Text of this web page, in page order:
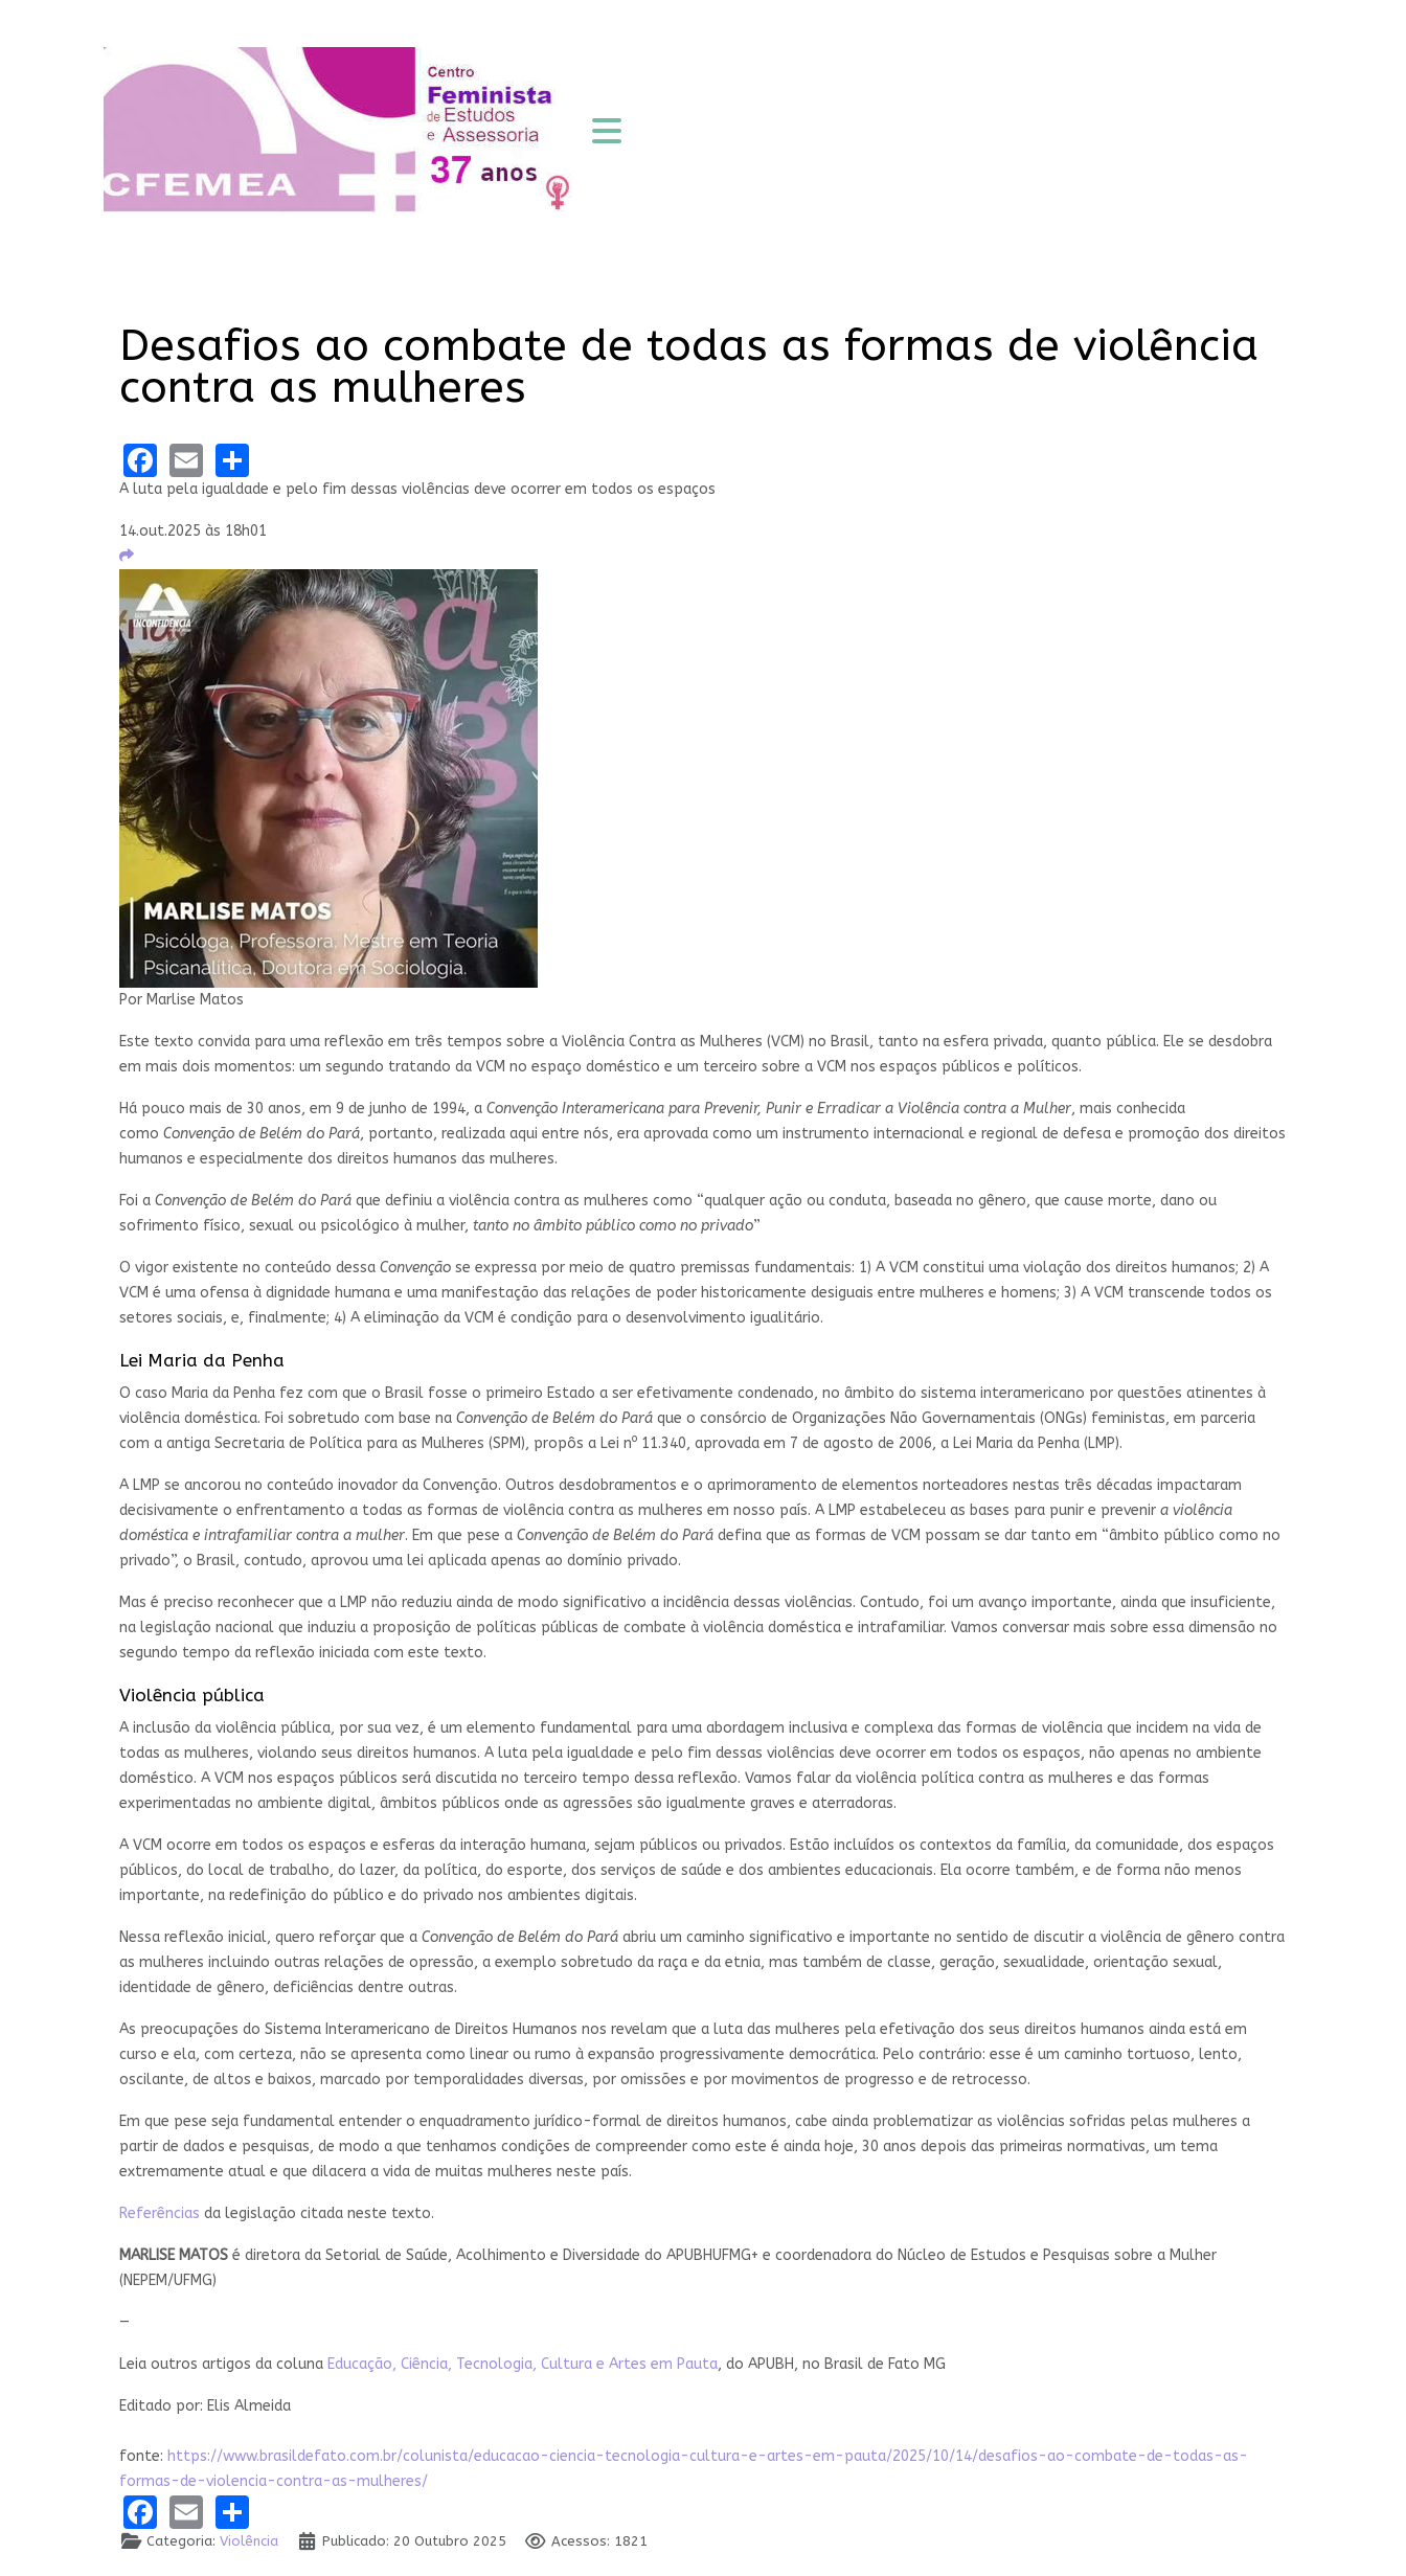
Desafios ao combate de todas as formas de violência
contra as mulheres
Facebook
Email
A luta pela igualdade e pelo fim dessas violências deve ocorrer em todos os espaços
14.out.2025 às 18h01
Por Marlise Matos
Este texto convida para uma reflexão em três tempos sobre a Violência Contra as Mulheres (VCM) no Brasil, tanto na esfera privada, quanto pública. Ele se desdobra
em mais dois momentos: um segundo tratando da VCM no espaço doméstico e um terceiro sobre a VCM nos espaços públicos e políticos.
Há pouco mais de 30 anos, em 9 de junho de 1994, a Convenção Interamericana para Prevenir, Punir e Erradicar a Violência contra a Mulher, mais conhecida
como Convenção de Belém do Pará, portanto, realizada aqui entre nós, era aprovada como um instrumento internacional e regional de defesa e promoção dos direitos
humanos e especialmente dos direitos humanos das mulheres.
Foi a Convenção de Belém do Pará que definiu a violência contra as mulheres como “qualquer ação ou conduta, baseada no gênero, que cause morte, dano ou
sofrimento físico, sexual ou psicológico à mulher, tanto no âmbito público como no privado”
O vigor existente no conteúdo dessa Convenção se expressa por meio de quatro premissas fundamentais: 1) A VCM constitui uma violação dos direitos humanos; 2) A
VCM é uma ofensa à dignidade humana e uma manifestação das relações de poder historicamente desiguais entre mulheres e homens; 3) A VCM transcende todos os
setores sociais, e, finalmente; 4) A eliminação da VCM é condição para o desenvolvimento igualitário.
Lei Maria da Penha
O caso Maria da Penha fez com que o Brasil fosse o primeiro Estado a ser efetivamente condenado, no âmbito do sistema interamericano por questões atinentes à
violência doméstica. Foi sobretudo com base na Convenção de Belém do Pará que o consórcio de Organizações Não Governamentais (ONGs) feministas, em parceria
com a antiga Secretaria de Política para as Mulheres (SPM), propôs a Lei no 11.340, aprovada em 7 de agosto de 2006, a Lei Maria da Penha (LMP).
A LMP se ancorou no conteúdo inovador da Convenção. Outros desdobramentos e o aprimoramento de elementos norteadores nestas três décadas impactaram
decisivamente o enfrentamento a todas as formas de violência contra as mulheres em nosso país. A LMP estabeleceu as bases para punir e prevenir a violência
doméstica e intrafamiliar contra a mulher. Em que pese a Convenção de Belém do Pará defina que as formas de VCM possam se dar tanto em “âmbito público como no
privado”, o Brasil, contudo, aprovou uma lei aplicada apenas ao domínio privado.
Mas é preciso reconhecer que a LMP não reduziu ainda de modo significativo a incidência dessas violências. Contudo, foi um avanço importante, ainda que insuficiente,
na legislação nacional que induziu a proposição de políticas públicas de combate à violência doméstica e intrafamiliar. Vamos conversar mais sobre essa dimensão no
segundo tempo da reflexão iniciada com este texto.
Violência pública
A inclusão da violência pública, por sua vez, é um elemento fundamental para uma abordagem inclusiva e complexa das formas de violência que incidem na vida de
todas as mulheres, violando seus direitos humanos. A luta pela igualdade e pelo fim dessas violências deve ocorrer em todos os espaços, não apenas no ambiente
doméstico. A VCM nos espaços públicos será discutida no terceiro tempo dessa reflexão. Vamos falar da violência política contra as mulheres e das formas
experimentadas no ambiente digital, âmbitos públicos onde as agressões são igualmente graves e aterradoras.
A VCM ocorre em todos os espaços e esferas da interação humana, sejam públicos ou privados. Estão incluídos os contextos da família, da comunidade, dos espaços
públicos, do local de trabalho, do lazer, da política, do esporte, dos serviços de saúde e dos ambientes educacionais. Ela ocorre também, e de forma não menos
importante, na redefinição do público e do privado nos ambientes digitais.
Nessa reflexão inicial, quero reforçar que a Convenção de Belém do Pará abriu um caminho significativo e importante no sentido de discutir a violência de gênero contra
as mulheres incluindo outras relações de opressão, a exemplo sobretudo da raça e da etnia, mas também de classe, geração, sexualidade, orientação sexual,
identidade de gênero, deficiências dentre outras.
As preocupações do Sistema Interamericano de Direitos Humanos nos revelam que a luta das mulheres pela efetivação dos seus direitos humanos ainda está em
curso e ela, com certeza, não se apresenta como linear ou rumo à expansão progressivamente democrática. Pelo contrário: esse é um caminho tortuoso, lento,
oscilante, de altos e baixos, marcado por temporalidades diversas, por omissões e por movimentos de progresso e de retrocesso.
Em que pese seja fundamental entender o enquadramento jurídico-formal de direitos humanos, cabe ainda problematizar as violências sofridas pelas mulheres a
partir de dados e pesquisas, de modo a que tenhamos condições de compreender como este é ainda hoje, 30 anos depois das primeiras normativas, um tema
extremamente atual e que dilacera a vida de muitas mulheres neste país.
Referências da legislação citada neste texto.
MARLISE MATOS é diretora da Setorial de Saúde, Acolhimento e Diversidade do APUBHUFMG+ e coordenadora do Núcleo de Estudos e Pesquisas sobre a Mulher
(NEPEM/UFMG)
—
Leia outros artigos da coluna Educação, Ciência, Tecnologia, Cultura e Artes em Pauta, do APUBH, no Brasil de Fato MG
Editado por: Elis Almeida
fonte: https://www.brasildefato.com.br/colunista/educacao-ciencia-tecnologia-cultura-e-artes-em-pauta/2025/10/14/desafios-ao-combate-de-todas-as-
formas-de-violencia-contra-as-mulheres/
Facebook
Email
Categoria:Violência Publicado: 20 Outubro 2025 Acessos: 1821